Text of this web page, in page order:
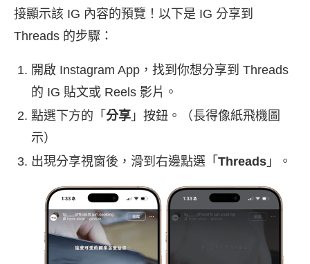
接顯示該 IG 內容的預覽！以下是 IG 分享到
Threads 的步驟：
開啟 Instagram App，找到你想分享到 Threads
的 IG 貼文或 Reels 影片。
點選下方的「 分享 」按鈕。（長得像紙飛機圖
示）
出現分享視窗後，滑到右邊點選「 Threads 」。